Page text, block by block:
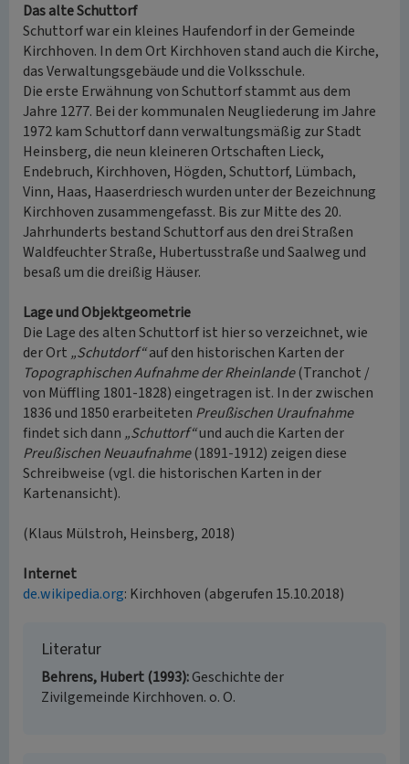
Das alte Schuttorf
Schuttorf war ein kleines Haufendorf in der Gemeinde
Kirchhoven. In dem Ort Kirchhoven stand auch die Kirche,
das Verwaltungsgebäude und die Volksschule.
Die erste Erwähnung von Schuttorf stammt aus dem
Jahre 1277. Bei der kommunalen Neugliederung im Jahre
1972 kam Schuttorf dann verwaltungsmäßig zur Stadt
Heinsberg, die neun kleineren Ortschaften Lieck,
Endebruch, Kirchhoven, Högden, Schuttorf, Lümbach,
Vinn, Haas, Haaserdriesch wurden unter der Bezeichnung
Kirchhoven zusammengefasst. Bis zur Mitte des 20.
Jahrhunderts bestand Schuttorf aus den drei Straßen
Waldfeuchter Straße, Hubertusstraße und Saalweg und
besaß um die dreißig Häuser.
Lage und Objektgeometrie
Die Lage des alten Schuttorf ist hier so verzeichnet, wie
der Ort „Schutdorf“auf den historischen Karten der
Topographischen Aufnahme der Rheinlande(Tranchot /
von Müffling 1801-1828) eingetragen ist. In der zwischen
1836 und 1850 erarbeiteten Preußischen Uraufnahme
findet sich dann „Schuttorf“und auch die Karten der
Preußischen Neuaufnahme(1891-1912) zeigen diese
Schreibweise (vgl. die historischen Karten in der
Kartenansicht).
(Klaus Mülstroh, Heinsberg, 2018)
Internet
de.wikipedia.org: Kirchhoven (abgerufen 15.10.2018)
Literatur
Behrens, Hubert (1993) Geschichte der
Zivilgemeinde Kirchhoven. o. O.